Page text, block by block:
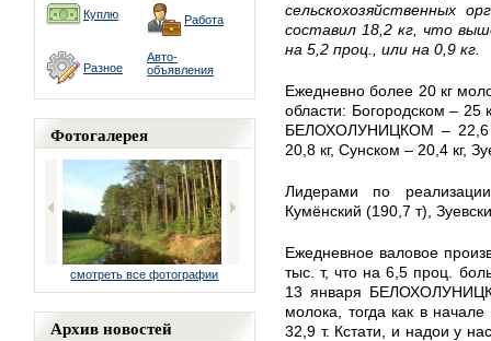
Куплю Работа
Разное
Авто-
объявления
Фотогалерея
смотреть все фотографии
Архив новостей
сельскохозяйственных
составил 18,2 кг, что
на 5,2 проц., или на 0,9 кг.
Ежедневно более 20 кг
области: Богородском – 25
БЕЛОХОЛУНИЦКОМ – 22,6
20,8 кг, Сунском – 20,4 кг,
Лидерами по
Кумёнский (190,7 т),
Ежедневное валовое
тыс. т, что на 6,5 проц.
13 января
молока, тогда как в
32,9 т. Кстати, и надои у